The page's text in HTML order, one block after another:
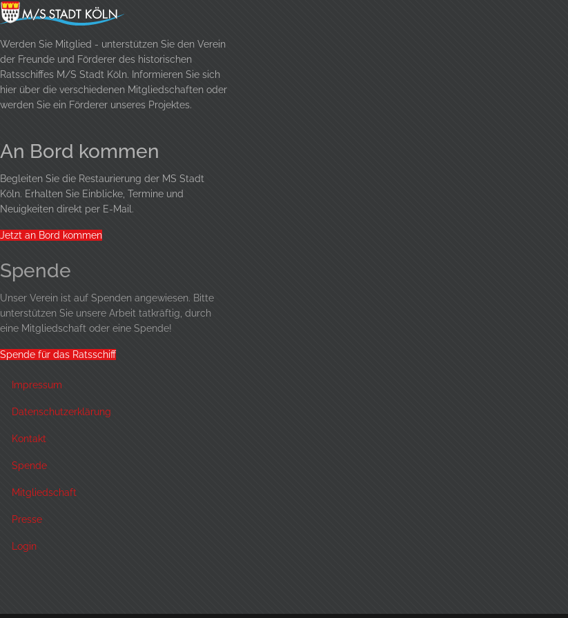
Werden Sie Mitglied - unterstützen Sie den Verein
der Freunde und Förderer des historischen
Ratsschiffes M/S Stadt Köln. Informieren Sie sich
hier über die verschiedenen Mitgliedschaften oder
werden Sie ein Förderer unseres Projektes.
An Bord kommen
Begleiten Sie die Restaurierung der MS Stadt
Köln. Erhalten Sie Einblicke, Termine und
Neuigkeiten direkt per E-Mail.
Jetzt an Bord kommen
Spende
Unser Verein ist auf Spenden angewiesen. Bitte
unterstützen Sie unsere Arbeit tatkräftig, durch
eine Mitgliedschaft oder eine Spende!
Spende für das Ratsschiff
Impressum
Datenschutzerklärung
Kontakt
Spende
Mitgliedschaft
Presse
Login